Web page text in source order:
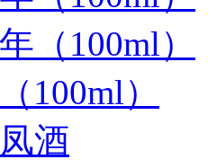
（100ml）
100ml）
酒